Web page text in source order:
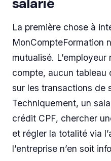
La première chose à
MonCompteFormation
mutualisé. L’employeur
compte, aucun tableau
sur les transactions de
Techniquement, un
crédit CPF, chercher
et régler la totalité via
l’entreprise n’en soit